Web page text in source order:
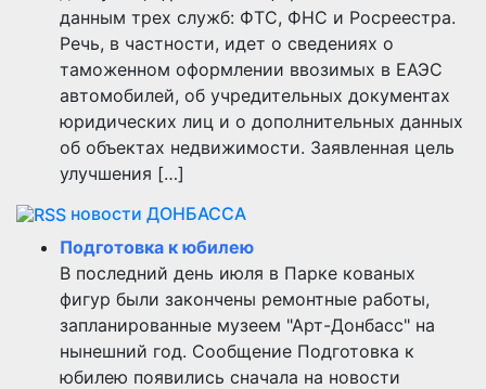
данным трех служб: ФТС, ФНС и Росреестра.
Речь, в частности, идет о сведениях о
таможенном оформлении ввозимых в ЕАЭС
автомобилей, об учредительных документах
юридических лиц и о дополнительных данных
об объектах недвижимости. Заявленная цель
улучшения […]
новости ДОНБАССА
Подготовка к юбилею
В последний день июля в Парке кованых
фигур были закончены ремонтные работы,
запланированные музеем "Арт-Донбасс" на
нынешний год. Сообщение Подготовка к
юбилею появились сначала на новости